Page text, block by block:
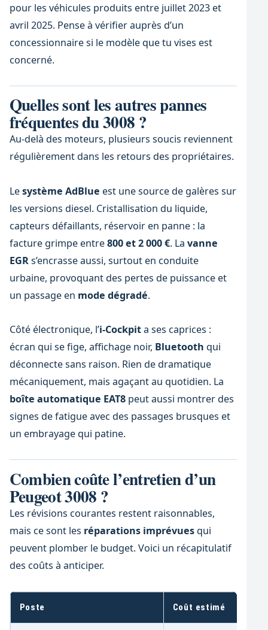
pour les véhicules produits entre juillet 2023 et
avril 2025. Pense à vérifier auprès d’un
concessionnaire si le modèle que tu vises est
concerné.
Quelles sont les autres pannes
fréquentes du 3008 ?
Au-delà des moteurs, plusieurs soucis reviennent
régulièrement dans les retours des propriétaires.
Lesystème AdBlue est une source de galères sur
les versions diesel. Cristallisation du liquide,
capteurs défaillants, réservoir en panne : la
facture grimpe entre800 et 2 000 €. La vanne
EGRs’encrasse aussi, surtout en conduite
urbaine, provoquant des pertes de puissance et
un passage en mode dégradé.
Côté électronique, l’i-Cockpita ses caprices :
écran qui se fige, affichage noir, Bluetooth qui
déconnecte sans raison. Rien de dramatique
mécaniquement, mais agaçant au quotidien. La
boîte automatique EAT8peut aussi montrer des
signes de fatigue avec des passages brusques et
un embrayage qui patine.
Combien coûte l’entretien d’un
Peugeot 3008 ?
Les révisions courantes restent raisonnables,
mais ce sont les réparations imprévuesqui
peuvent plomber le budget. Voici un récapitulatif
des coûts à anticiper.
Poste Coût estimé